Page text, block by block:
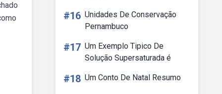
#16 Unidades De Conservação
Pernambuco
#17 Um Exemplo Tipico De
Solução Supersaturada é
#18 Um Conto De Natal Resumo